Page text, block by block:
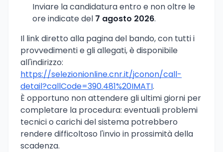
Inviare la candidatura entro e non oltre le
ore indicate del 7 agosto 2026.
Il link diretto alla pagina del bando, con tutti i
provvedimenti e gli allegati, è disponibile
all'indirizzo:
https://selezionionline.cnr.it/jconon/call-
detail?callCode=390.481%20IMATI.
È opportuno non attendere gli ultimi giorni per
completare la procedura: eventuali problemi
tecnici o carichi del sistema potrebbero
rendere difficoltoso l'invio in prossimità della
scadenza.